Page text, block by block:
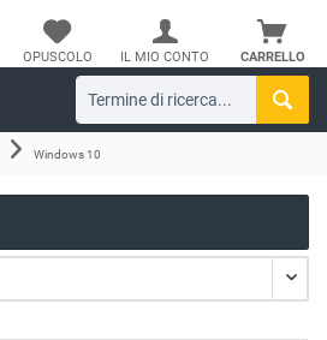
CARRELLO
OPUSCOLO IL MIO CONTO
Windows 10